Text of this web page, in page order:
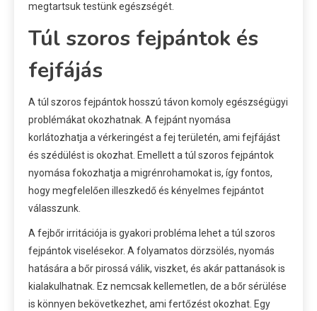
megtartsuk testünk egészségét.
Túl szoros fejpántok és
fejfájás
A túl szoros fejpántok hosszú távon komoly egészségügyi
problémákat okozhatnak. A fejpánt nyomása
korlátozhatja a vérkeringést a fej területén, ami fejfájást
és szédülést is okozhat. Emellett a túl szoros fejpántok
nyomása fokozhatja a migrénrohamokat is, így fontos,
hogy megfelelően illeszkedő és kényelmes fejpántot
válasszunk.
A fejbőr irritációja is gyakori probléma lehet a túl szoros
fejpántok viselésekor. A folyamatos dörzsölés, nyomás
hatására a bőr pirossá válik, viszket, és akár pattanások is
kialakulhatnak. Ez nemcsak kellemetlen, de a bőr sérülése
is könnyen bekövetkezhet, ami fertőzést okozhat. Egy